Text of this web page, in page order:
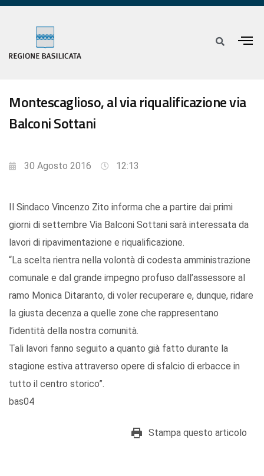
Montescaglioso, al via riqualificazione via
Balconi Sottani
30 Agosto 2016 12:13
Il Sindaco Vincenzo Zito informa che a partire dai primi
giorni di settembre Via Balconi Sottani sarà interessata da
lavori di ripavimentazione e riqualificazione.
“La scelta rientra nella volontà di codesta amministrazione
comunale e dal grande impegno profuso dall’assessore al
ramo Monica Ditaranto, di voler recuperare e, dunque, ridare
la giusta decenza a quelle zone che rappresentano
l’identità della nostra comunità.
Tali lavori fanno seguito a quanto già fatto durante la
stagione estiva attraverso opere di sfalcio di erbacce in
tutto il centro storico”.
bas04
Stampa questo articolo